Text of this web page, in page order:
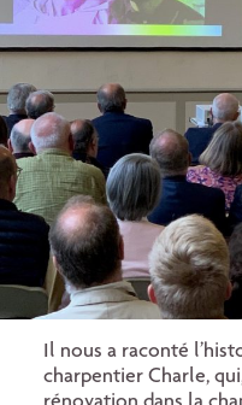
Il nous a raconté
charpentier Charle,